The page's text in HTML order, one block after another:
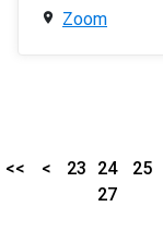
Zoom
<< < 23 24 25
27